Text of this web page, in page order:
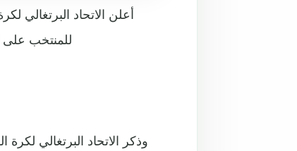
أعلن الاتحاد البرتغالي
للمنتخب على
وذكر الاتحاد البرتغالي